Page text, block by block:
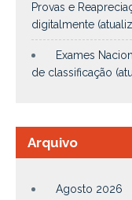
Provas e
digitalmente
Exames
de classificação
Arquivo
Agosto 2026